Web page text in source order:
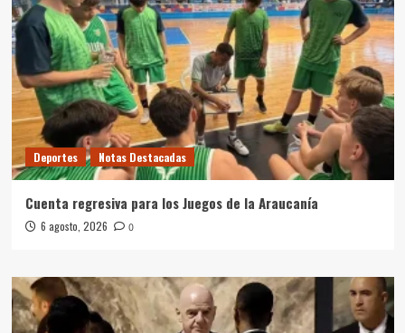
Deportes Notas Destacadas
Cuenta regresiva para los Juegos de la Araucanía
6 agosto, 2026 0